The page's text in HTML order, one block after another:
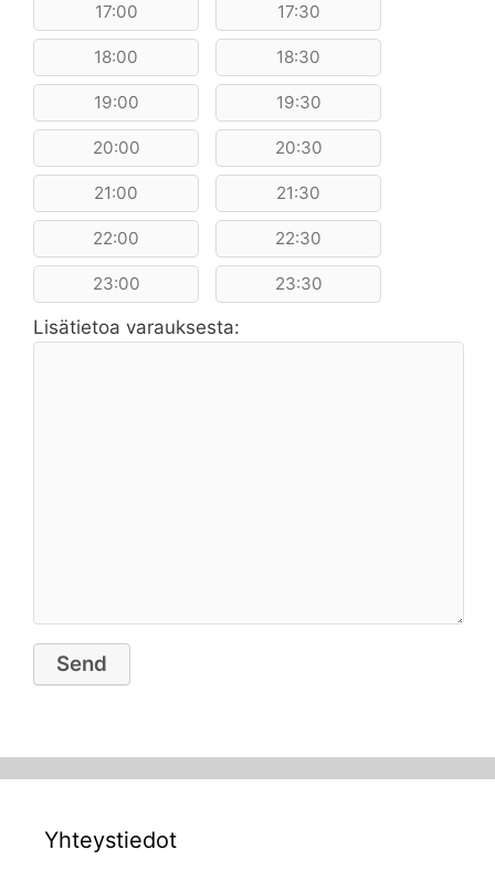
17:00 17:30
18:00 18:30
19:00 19:30
20:00 20:30
21:00 21:30
22:00 22:30
23:00 23:30
Lisätietoa varauksesta:
Yhteystiedot